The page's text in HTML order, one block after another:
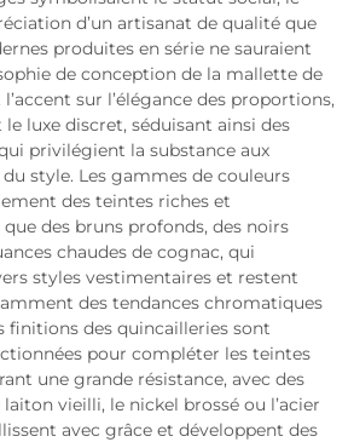
d’un artisanat de qualité que
produites en série ne sauraient
de conception de la mallette de
sur l’élégance des proportions,
luxe discret, séduisant ainsi des
privilégient la substance aux
style. Les gammes de couleurs
des teintes riches et
des bruns profonds, des noirs
chaudes de cognac, qui
styles vestimentaires et restent
des tendances chromatiques
finitions des quincailleries sont
pour compléter les teintes
une grande résistance, avec des
vieilli, le nickel brossé ou l’acier
avec grâce et développent des